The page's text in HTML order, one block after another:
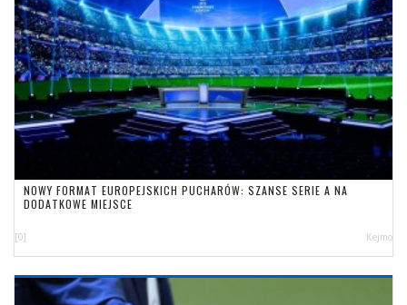
NOWY FORMAT EUROPEJSKICH PUCHARÓW: SZANSE SERIE A NA
DODATKOWE MIEJSCE
[0] Kejmo